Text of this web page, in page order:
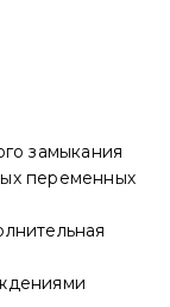
замыкания
переменных